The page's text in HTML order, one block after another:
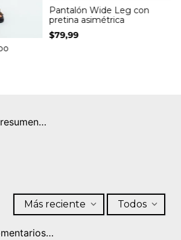
Pantalón Wide Leg con
pretina asimétrica
$79,99
Más reciente Todos